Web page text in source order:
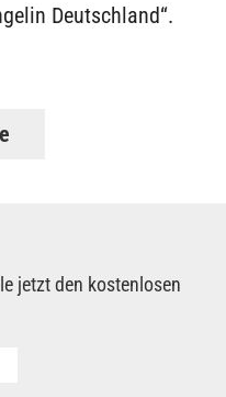
Deutschland“.
jetzt den kostenlosen